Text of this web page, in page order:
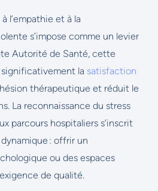
l’empathie et à la
s’impose comme un levier
Autorité de Santé, cette
la satisfaction
thérapeutique et réduit le
La reconnaissance du stress
parcours hospitaliers s’inscrit
: offrir un
ou des espaces
de qualité.